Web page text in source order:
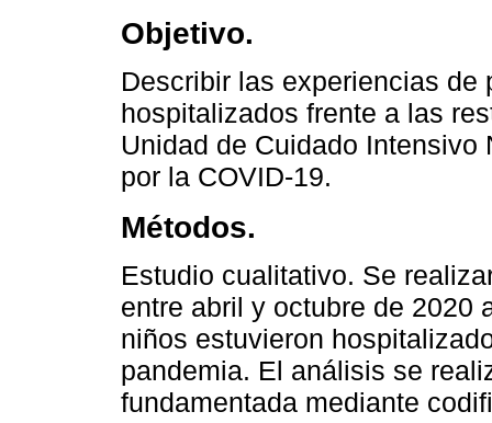
Objetivo.
Describir las experiencias de
hospitalizados frente a las
Unidad de Cuidado Intensivo
por la COVID-19.
Métodos.
Estudio cualitativo. Se
entre abril y octubre de 2020
niños estuvieron
pandemia. El análisis se
fundamentada mediante